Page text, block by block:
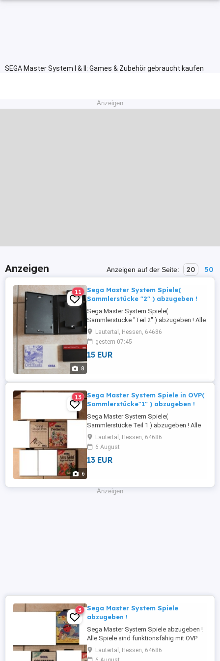
SEGA Master System I & II: Games & Zubehör gebraucht kaufen
Anzeigen
Anzeigen Anzeigen auf der Seite: 20 50
8
11
Sega Master System Spiele(
Sammlerstücke "2" ) abzugeben !
Sega Master System Spiele(
Sammlerstücke "Teil 2" ) abzugeben ! Alle
Spiele sind vollständig und
funktionsfähig mit OVP und Bed. Anleitung
. in 1A Sammlerzustand siehe Bilder .
Folgende Spiele sind noch zu haben : The
Mission ...
Lautertal, Hessen, 64686
gestern 07:45
15 EUR
6
13
Sega Master System Spiele in OVP(
Sammlerstücke"1" ) abzugeben !
Sega Master System Spiele(
Sammlerstücke Teil 1 ) abzugeben ! Alle
Spiele sind vollständig und
funktionsfähig mit OVP und Bed. Anleitung
. Zustand siehe Bilder . Folgende Spiele
sind noch zu haben : World Grand Prix 13,-
...
Lautertal, Hessen, 64686
6 August
13 EUR
Anzeigen
3
Sega Master System Spiele
abzugeben !
Sega Master System Spiele abzugeben !
Alle Spiele sind funktionsfähig mit OVP
und teilweise mit Bed. Anleitung . Zustand
siehe Bilder . Folgende Spiele sind noch
Lautertal, Hessen, 64686